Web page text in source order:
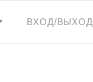
ВХОД/ВЫХОД